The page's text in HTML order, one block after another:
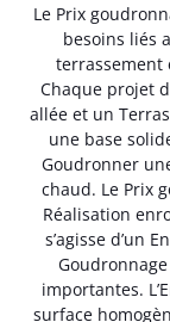
Le Prix
besoins liés
terrassement
Chaque projet
allée et un
une base
Goudronner
chaud. Le Prix
Réalisation
s’agisse d’un
importantes.
surface